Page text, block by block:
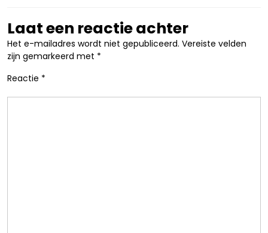
Laat een reactie achter
Het e-mailadres wordt niet gepubliceerd. Vereiste velden
zijn gemarkeerd met *
Reactie *